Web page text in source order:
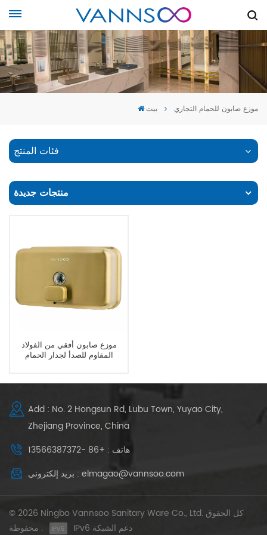
بيت موزع صابون للحمام التجاري
فئات المنتج
منتجات جديدة
موزع صابون أفقي من الفولاذ
المقاوم للصدأ لجدار الحمام
Add : No. 2 Hongsun Rd, Lubu Town, Yuyao City,
Zhejiang Province, China
هاتف : +86 -13566387372
بريد إلكتروني : elmagao@vannsoo.com
© 2026 Ningbo Vannsoo Sanitary Ware Co., Ltd. كل الحقوق
محفوظة .
IPv6 دعم الشبكة